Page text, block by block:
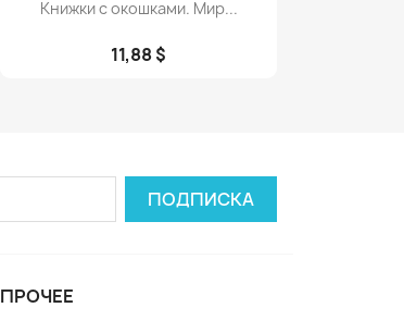
Книжки с окошками. Мир...
11,88 $
ПРОЧЕЕ